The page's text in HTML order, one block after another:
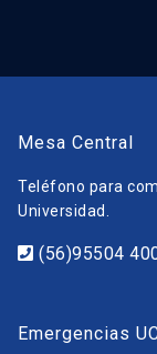
Mesa Central
Teléfono para
Universidad.
(56)95504
Emergencias